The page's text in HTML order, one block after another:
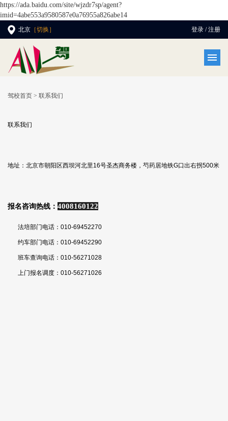
https://ada.baidu.com/site/wjzdr7sp/agent?
imid=4abe553a9580587e0a76955a826abe14
北京 ［切换］ 登录 / 注册
驾校首页 > 联系我们
联系我们
地址：北京市朝阳区西坝河北里16号圣杰商务楼，芍药居地铁G口出右拐500米
报名咨询热线： 4008160122
法培部门电话：010-69452270
约车部门电话：010-69452290
班车查询电话：010-56271028
上门报名调度：010-56271026